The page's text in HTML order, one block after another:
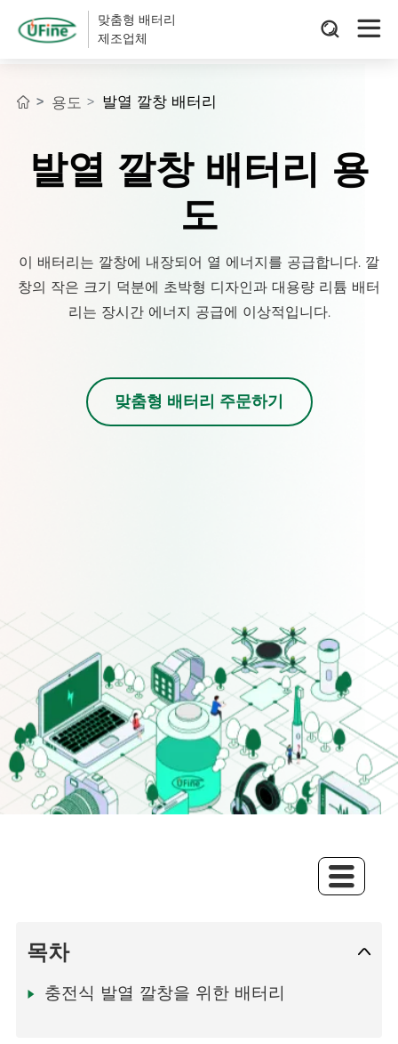
맞춤형 배터리
제조업체
용도 발열 깔창 배터리
발열 깔창 배터리 용
도
이 배터리는 깔창에 내장되어 열 에너지를 공급합니다. 깔
창의 작은 크기 덕분에 초박형 디자인과 대용량 리튬 배터
리는 장시간 에너지 공급에 이상적입니다.
맞춤형 배터리 주문하기
목차
충전식 발열 깔창을 위한 배터리